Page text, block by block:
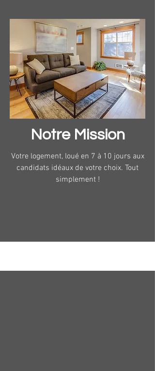
Notre Mission
Votre logement, loué en 7 à 10 jours aux
candidats idéaux de votre choix. Tout
simplement !